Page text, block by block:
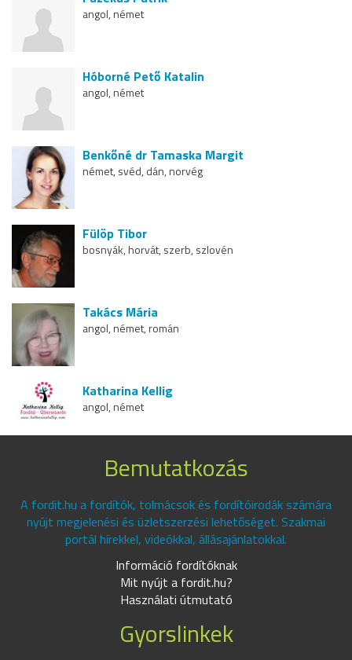
angol, német
Hóborné Pető Katalin
angol, német
Benkőné dr Tamaska Margit
német, svéd, dán, norvég
Fülöp Tibor
bosnyák, horvát, szerb, szlovén
Takács Mária
angol, német, román
Katharina Kellig
angol, német
Bemutatkozás
A fordit.hu a fordítók, tolmácsok és fordítóirodák számára
nyújt megjelenési és üzletszerzési lehetőséget. Szakmai
portál hírekkel, videókkal, állásajánlatokkal.
Információ fordítóknak
Mit nyújt a fordit.hu?
Használati útmutató
Gyorslinkek